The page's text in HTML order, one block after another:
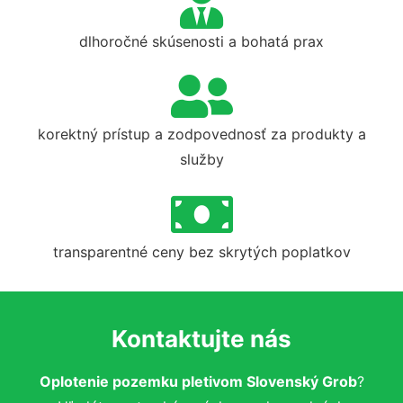
dlhoročné skúsenosti a bohatá prax
korektný prístup a zodpovednosť za produkty a
služby
transparentné ceny bez skrytých poplatkov
Kontaktujte nás
Oplotenie pozemku pletivom Slovenský Grob?